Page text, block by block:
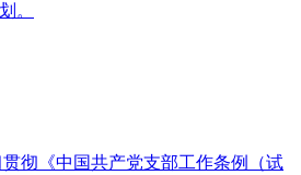
。
彻《中国共产党支部工作条例（试